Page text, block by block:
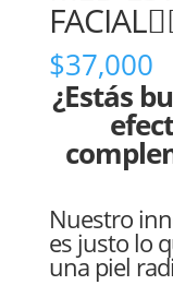
$37,000
¿Estás
Nuestro
es justo lo
una piel